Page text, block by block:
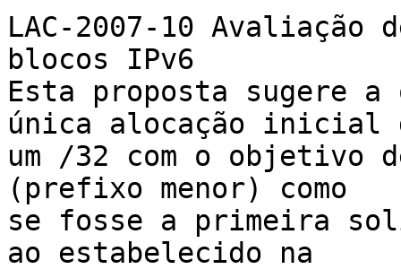
LAC-2007-10 Avaliação
blocos IPv6
Esta proposta sugere a
única alocação inicial
um /32 com o objetivo
(prefixo menor) como
se fosse a primeira
ao estabelecido na